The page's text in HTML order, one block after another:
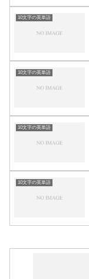
10文字の英単語
10文字の英単語
10文字の英単語
10文字の英単語